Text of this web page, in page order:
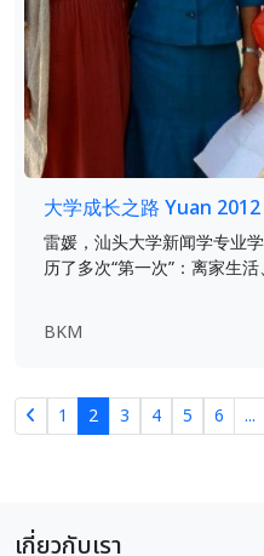
大学成长之路 Yuan 2012
雷媛，汕头大学新闻学专业
历了多次“第一次”：离家生
BKM
1 2 3 4 5 6 ...
เกี่ยวกับเรา